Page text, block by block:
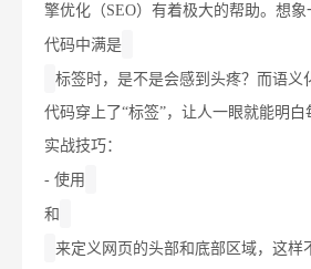
擎优化（SEO）有着极大的帮助。想
代码中满是
标签时，是不是会感到头疼？而语义
代码穿上了“标签”，让人一眼就能明白
实战技巧：
- 使用
和
来定义网页的头部和底部区域，这样